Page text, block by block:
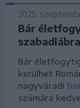
2025.
Bár
Bár
kerülhet
nagyváradi
számára